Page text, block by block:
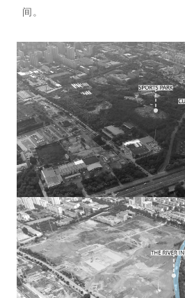
间。